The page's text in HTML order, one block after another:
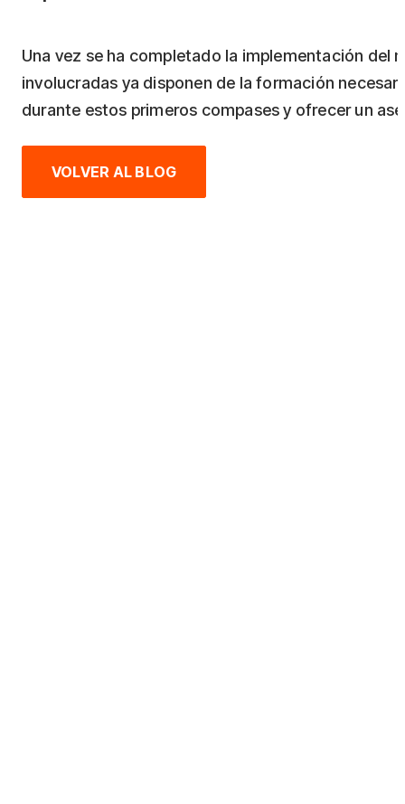
Una vez se ha completado la implementación del
involucradas ya disponen de la formación
durante estos primeros compases y ofrecer un
VOLVER AL BLOG